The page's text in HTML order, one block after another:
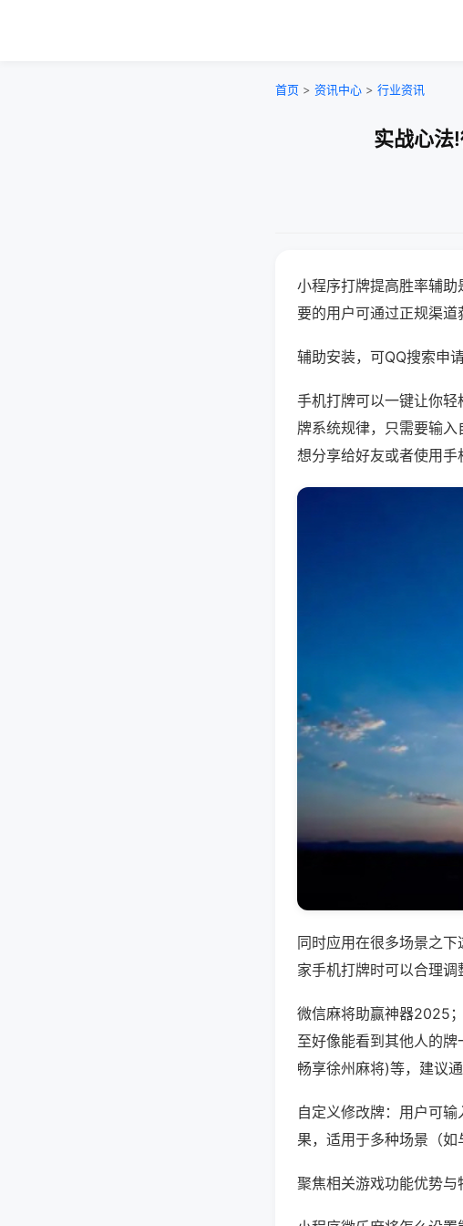
首页 > 资讯中心 > 行业资讯
实战心法
小程序打牌提高胜率辅助
要的用户可通过正规渠道
辅助安装，可QQ搜索申
手机打牌可以一键让你轻
牌系统规律，只需要输
想分享给好友或者使用手
同时应用在很多场景之
家手机打牌时可以合理调
微信麻将助赢神器2025
至好像能看到其他人的
畅享徐州麻将)等，建议
自定义修改牌：用户可
果，适用于多种场景（如
聚焦相关游戏功能优势与